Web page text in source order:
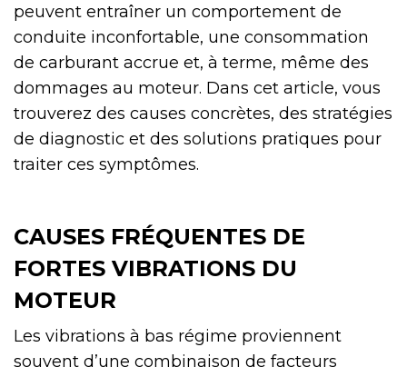
peuvent entraîner un comportement de
conduite inconfortable, une consommation
de carburant accrue et, à terme, même des
dommages au moteur. Dans cet article, vous
trouverez des causes concrètes, des stratégies
de diagnostic et des solutions pratiques pour
traiter ces symptômes.
CAUSES FRÉQUENTES DE
FORTES VIBRATIONS DU
MOTEUR
Les vibrations à bas régime proviennent
souvent d’une combinaison de facteurs